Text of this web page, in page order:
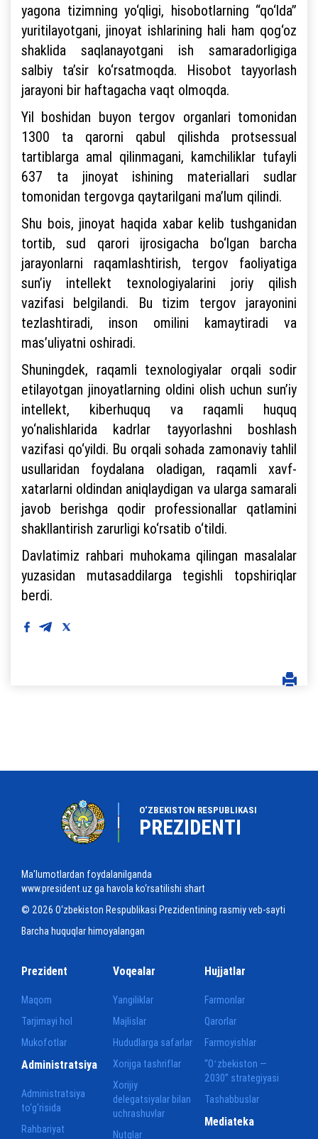
yagona tizimning yo‘qligi, hisobotlarning “qo‘lda”
yuritilayotgani, jinoyat ishlarining hali ham qog‘oz
shaklida saqlanayotgani ish samaradorligiga
salbiy ta’sir ko‘rsatmoqda. Hisobot tayyorlash
jarayoni bir haftagacha vaqt olmoqda.
Yil boshidan buyon tergov organlari tomonidan
1300 ta qarorni qabul qilishda protsessual
tartiblarga amal qilinmagani, kamchiliklar tufayli
637 ta jinoyat ishining materiallari sudlar
tomonidan tergovga qaytarilgani ma’lum qilindi.
Shu bois, jinoyat haqida xabar kelib tushganidan
tortib, sud qarori ijrosigacha bo‘lgan barcha
jarayonlarni raqamlashtirish, tergov faoliyatiga
sun’iy intellekt texnologiyalarini joriy qilish
vazifasi belgilandi. Bu tizim tergov jarayonini
tezlashtiradi, inson omilini kamaytiradi va
mas’uliyatni oshiradi.
Shuningdek, raqamli texnologiyalar orqali sodir
etilayotgan jinoyatlarning oldini olish uchun sun’iy
intellekt, kiberhuquq va raqamli huquq
yo‘nalishlarida kadrlar tayyorlashni boshlash
vazifasi qo‘yildi. Bu orqali sohada zamonaviy tahlil
usullaridan foydalana oladigan, raqamli xavf-
xatarlarni oldindan aniqlaydigan va ularga samarali
javob berishga qodir professionallar qatlamini
shakllantirish zarurligi ko‘rsatib o‘tildi.
Davlatimiz rahbari muhokama qilingan masalalar
yuzasidan mutasaddilarga tegishli topshiriqlar
berdi.
O‘ZBEKISTON RESPUBLIKASI
PREZIDENTI
Ma'lumotlardan foydalanilganda
www.president.uz ga havola ko‘rsatilishi shart
© 2026 O‘zbekiston Respublikasi Prezidentining rasmiy veb-sayti
Barcha huquqlar himoyalangan
Prezident
Maqom
Tarjimayi hol
Mukofotlar
Voqealar
Yangiliklar
Majlislar
Hududlarga safarlar
Xorijga tashriflar
Xorijiy
delegatsiyalar bilan
uchrashuvlar
Nutqlar
Hujjatlar
Farmonlar
Qarorlar
Farmoyishlar
“Oʻzbekiston —
2030” strategiyasi
Tashabbuslar
Administratsiya
Administratsiya
to‘g‘risida
Rahbariyat
Mediateka